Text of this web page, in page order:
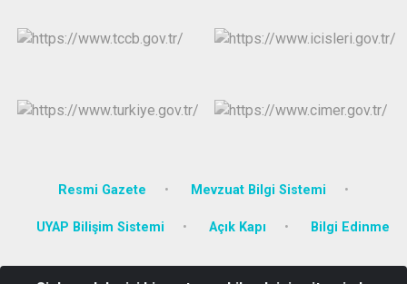
Resmi Gazete Mevzuat Bilgi Sistemi
UYAP Bilişim Sistemi Açık Kapı Bilgi Edinme